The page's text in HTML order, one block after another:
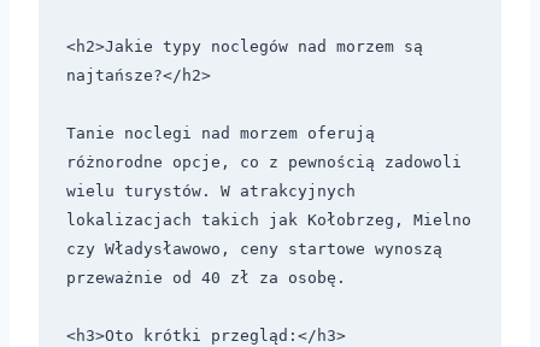
<h2>Jakie typy noclegów nad morzem są
najtańsze?</h2>
Tanie noclegi nad morzem oferują
różnorodne opcje, co z pewnością zadowoli
wielu turystów. W atrakcyjnych
lokalizacjach takich jak Kołobrzeg, Mielno
czy Władysławowo, ceny startowe wynoszą
przeważnie od 40 zł za osobę.
<h3>Oto krótki przegląd:</h3>